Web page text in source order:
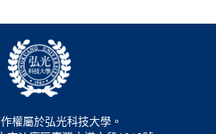
權屬於弘光科技大學。